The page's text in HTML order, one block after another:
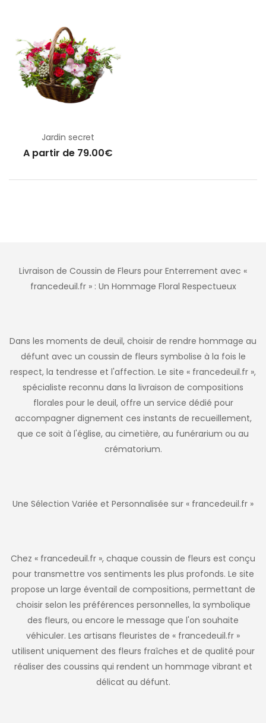
Jardin secret
A partir de 79.00€
Livraison de Coussin de Fleurs pour Enterrement avec «
francedeuil.fr » : Un Hommage Floral Respectueux
Dans les moments de deuil, choisir de rendre hommage au
défunt avec un coussin de fleurs symbolise à la fois le
respect, la tendresse et l'affection. Le site « francedeuil.fr »,
spécialiste reconnu dans la livraison de compositions
florales pour le deuil, offre un service dédié pour
accompagner dignement ces instants de recueillement,
que ce soit à l'église, au cimetière, au funérarium ou au
crématorium.
Une Sélection Variée et Personnalisée sur « francedeuil.fr »
Chez « francedeuil.fr », chaque coussin de fleurs est conçu
pour transmettre vos sentiments les plus profonds. Le site
propose un large éventail de compositions, permettant de
choisir selon les préférences personnelles, la symbolique
des fleurs, ou encore le message que l'on souhaite
véhiculer. Les artisans fleuristes de « francedeuil.fr »
utilisent uniquement des fleurs fraîches et de qualité pour
réaliser des coussins qui rendent un hommage vibrant et
délicat au défunt.